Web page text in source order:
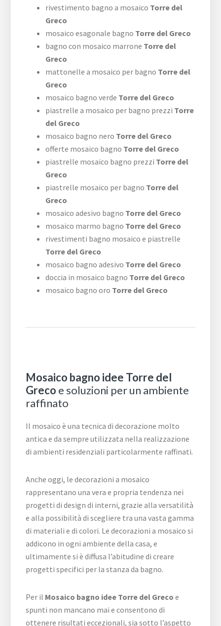
rivestimento bagno a mosaico Torre del
Greco
mosaico esagonale bagno Torre del Greco
bagno con mosaico marrone Torre del
Greco
mattonelle a mosaico per bagno Torre del
Greco
mosaico bagno verde Torre del Greco
piastrelle a mosaico per bagno prezzi Torre
del Greco
mosaico bagno nero Torre del Greco
offerte mosaico bagno Torre del Greco
piastrelle mosaico bagno prezzi Torre del
Greco
piastrelle mosaico per bagno Torre del
Greco
mosaico adesivo bagno Torre del Greco
mosaico marmo bagno Torre del Greco
rivestimenti bagno mosaico e piastrelle
Torre del Greco
mosaico bagno adesivo Torre del Greco
doccia in mosaico bagno Torre del Greco
mosaico bagno oro Torre del Greco
Mosaico bagno idee Torre del
Greco e soluzioni per un ambiente
raffinato
Il mosaico è una tecnica di decorazione molto
antica e da sempre utilizzata nella realizzazione
di ambienti residenziali particolarmente raffinati.
Anche oggi, le decorazioni a mosaico
rappresentano una vera e propria tendenza nei
progetti di design di interni, grazie alla versatilità
e alla possibilità di scegliere tra una vasta gamma
di materiali e di colori. Le decorazioni a mosaico si
addicono in ogni ambiente della casa, e
ultimamente si è diffusa l’abitudine di creare
progetti specifici per la stanza da bagno.
Per il Mosaico bagno idee Torre del Greco e
spunti non mancano mai e consentono di
ottenere risultati eccezionali, sia sotto l’aspetto